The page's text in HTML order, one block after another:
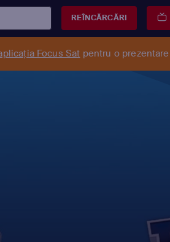
REÎNCĂRCĂRI
Focus Sat pentru o